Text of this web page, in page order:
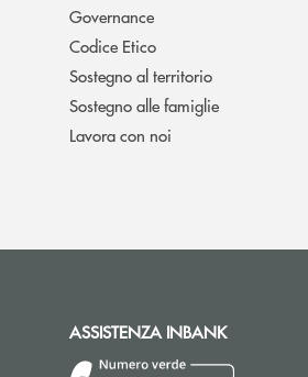
Governance
Codice Etico
Sostegno al territorio
Sostegno alle famiglie
Lavora con noi
ASSISTENZA INBANK